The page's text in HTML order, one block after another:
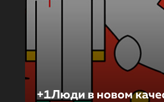
+1Люди в новом